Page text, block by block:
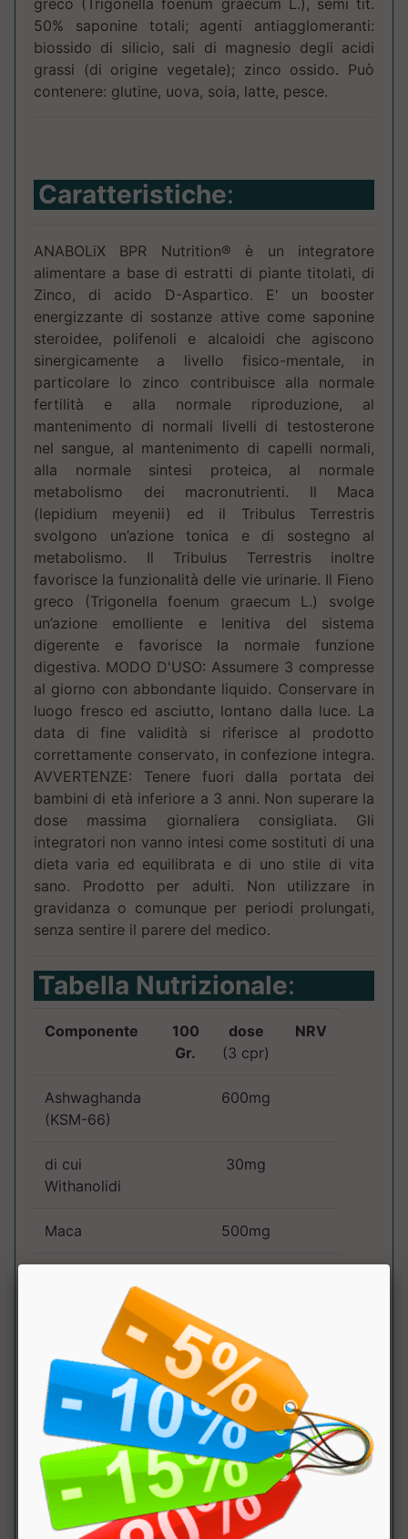
greco (Trigonella foenum graecum L.), semi tit.
50% saponine totali; agenti antiagglomeranti:
biossido di silicio, sali di magnesio degli acidi
grassi (di origine vegetale); zinco ossido. Può
contenere: glutine, uova, soia, latte, pesce.
Caratteristiche:
ANABOLiX BPR Nutrition® è un integratore
alimentare a base di estratti di piante titolati, di
Zinco, di acido D-Aspartico. E' un booster
energizzante di sostanze attive come saponine
steroidee, polifenoli e alcaloidi che agiscono
sinergicamente a livello fisico-mentale, in
particolare lo zinco contribuisce alla normale
fertilità e alla normale riproduzione, al
mantenimento di normali livelli di testosterone
nel sangue, al mantenimento di capelli normali,
alla normale sintesi proteica, al normale
metabolismo dei macronutrienti. Il Maca
(lepidium meyenii) ed il Tribulus Terrestris
svolgono un’azione tonica e di sostegno al
metabolismo. Il Tribulus Terrestris inoltre
favorisce la funzionalità delle vie urinarie. Il Fieno
greco (Trigonella foenum graecum L.) svolge
un’azione emolliente e lenitiva del sistema
digerente e favorisce la normale funzione
digestiva. MODO D'USO: Assumere 3 compresse
al giorno con abbondante liquido. Conservare in
luogo fresco ed asciutto, lontano dalla luce. La
data di fine validità si riferisce al prodotto
correttamente conservato, in confezione integra.
AVVERTENZE: Tenere fuori dalla portata dei
bambini di età inferiore a 3 anni. Non superare la
dose massima giornaliera consigliata. Gli
integratori non vanno intesi come sostituti di una
dieta varia ed equilibrata e di uno stile di vita
sano. Prodotto per adulti. Non utilizzare in
gravidanza o comunque per periodi prolungati,
senza sentire il parere del medico.
Tabella Nutrizionale:
Componente
100
Gr.
dose
(3 cpr)
NRV
Ashwaghanda
(KSM-66)
600mg
di cui
Withanolidi
30mg
Maca 500mg
di cui saponine 450mg
Cordyceps e.s. 500mg
di cui Acido
cordiceptico
35mg
Acido D-
500mg